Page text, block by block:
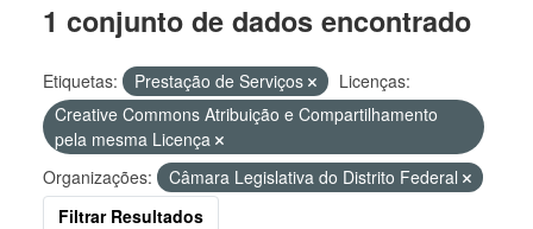
1 conjunto de dados encontrado
Etiquetas: Prestação de Serviços
Licenças:
Creative Commons Atribuição e Compartilhamento
pela mesma Licença
Organizações:
Câmara Legislativa do Distrito Federal
Filtrar Resultados